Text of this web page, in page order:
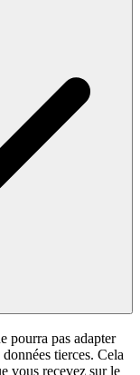
pourra pas adapter
tierces. Cela
vous recevez sur le